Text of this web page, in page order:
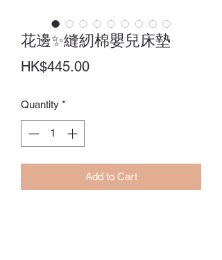
花邊✨縫紉棉嬰兒床墊
HK$445.00Price
Quantity *
Add to Cart